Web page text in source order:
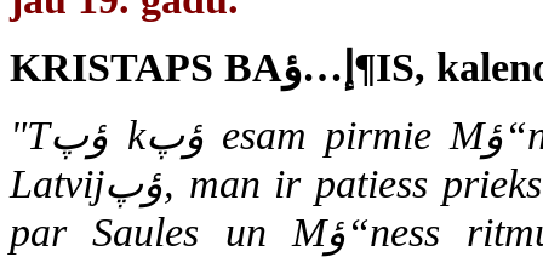
"Tؤپ kؤپ esam pirmie Mؤ“ness un Saules kalendؤپra ieviesؤ“ji
Latvijؤپ, man ir patiess prieks, ka esam atjaunojuši senؤچu izpratni
par Saules un Mؤ“ness ritmu un kؤ¼uvuši nobriedušؤپki tؤپ